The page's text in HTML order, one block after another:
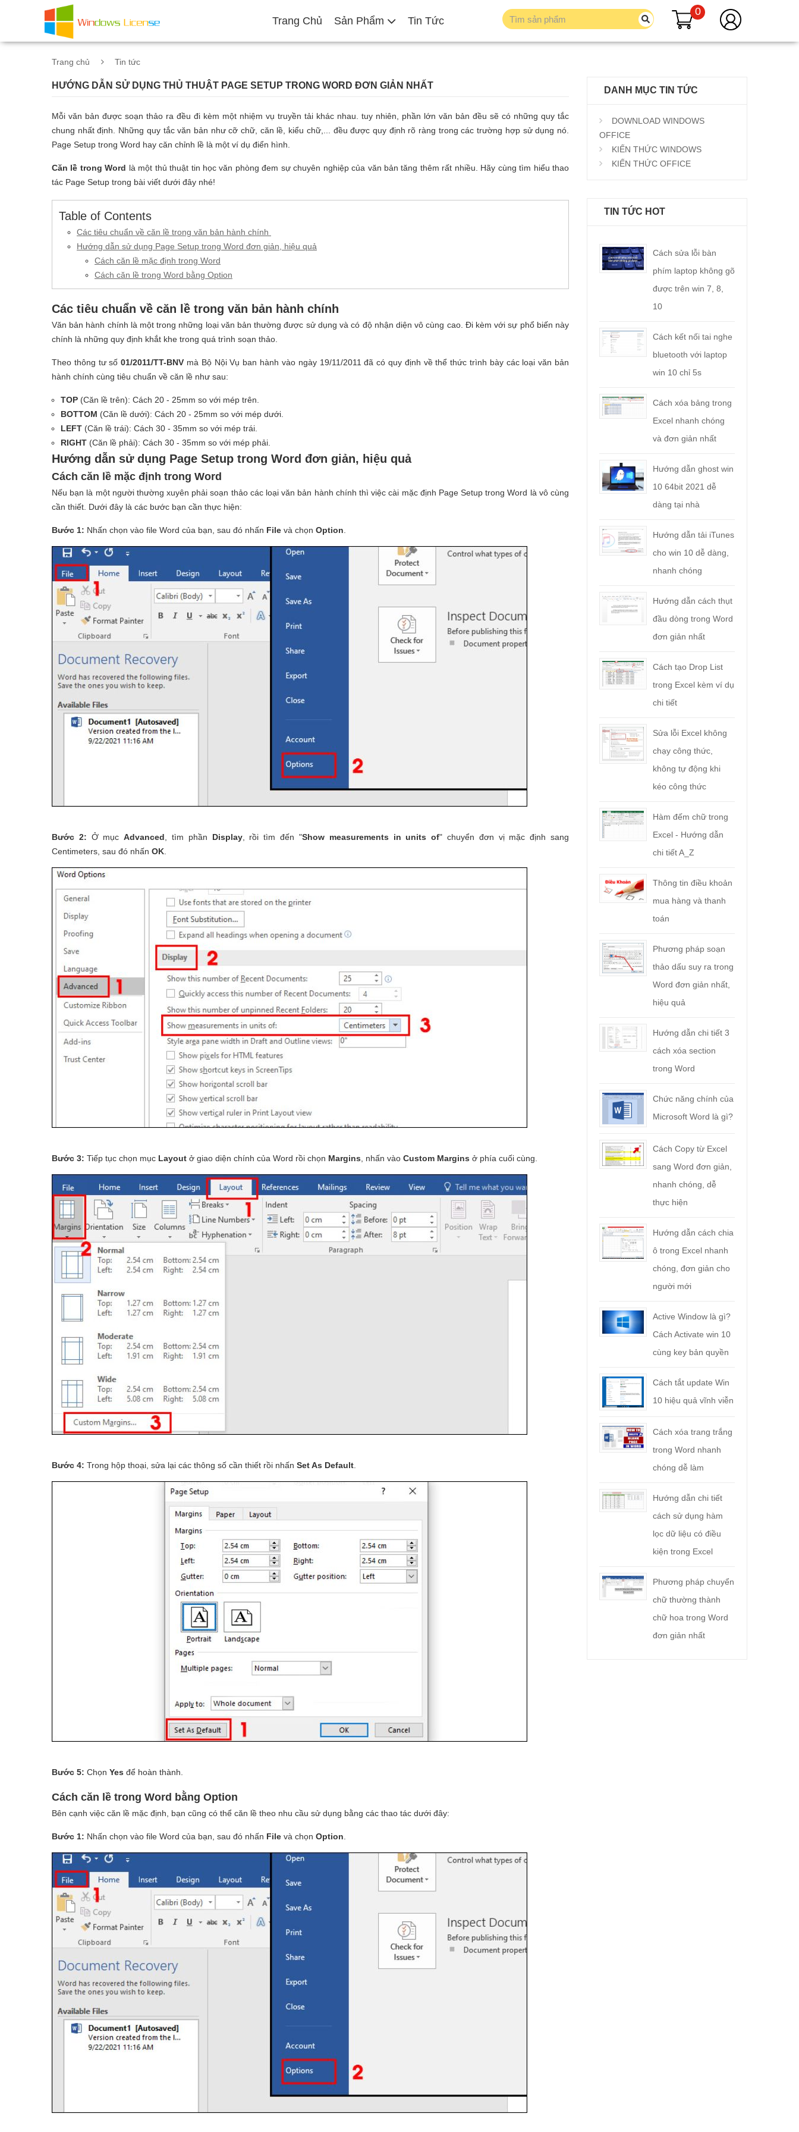
Trang Chủ Sản Phẩm Tin Tức
0
Trang chủ Tin tức
HƯỚNG DẪN SỬ DỤNG THỦ THUẬT PAGE SETUP TRONG WORD ĐƠN GIẢN NHẤT
Mỗi văn bản được soạn thảo ra đều đi kèm một nhiệm vụ truyền tải khác nhau. tuy nhiên, phần lớn văn bản đều sẽ có những quy tắc
chung nhất định. Những quy tắc văn bản như cỡ chữ, căn lề, kiểu chữ,... đều được quy định rõ ràng trong các trường hợp sử dụng nó.
Page Setup trong Word hay căn chỉnh lề là một ví dụ điển hình.
Căn lề trong Word là một thủ thuật tin học văn phòng đem sự chuyên nghiệp của văn bản tăng thêm rất nhiều. Hãy cùng tìm hiểu thao
tác Page Setup trong bài viết dưới đây nhé!
Table of Contents
Các tiêu chuẩn về căn lề trong văn bản hành chính
Hướng dẫn sử dụng Page Setup trong Word đơn giản, hiệu quả
Cách căn lề mặc định trong Word
Cách căn lề trong Word bằng Option
Các tiêu chuẩn về căn lề trong văn bản hành chính
Văn bản hành chính là một trong những loại văn bản thường được sử dụng và có độ nhận diện vô cùng cao. Đi kèm với sự phổ biến này
chính là những quy định khắt khe trong quá trình soạn thảo.
Theo thông tư số01/2011/TT-BNV mà Bộ Nội Vụ ban hành vào ngày 19/11/2011 đã có quy định về thể thức trình bày các loại văn bản
hành chính cùng tiêu chuẩn về căn lề như sau:
TOP (Căn lề trên): Cách 20 - 25mm so với mép trên.
BOTTOM (Căn lề dưới): Cách 20 - 25mm so với mép dưới.
LEFT (Căn lề trái): Cách 30 - 35mm so với mép trái.
RIGHT (Căn lề phải): Cách 30 - 35mm so với mép phải.
Hướng dẫn sử dụng Page Setup trong Word đơn giản, hiệu quả
Cách căn lề mặc định trong Word
Nếu bạn là một người thường xuyên phải soạn thảo các loại văn bản hành chính thì việc cài mặc định Page Setup trong Word là vô cùng
cần thiết. Dưới đây là các bước bạn cần thực hiện:
Bước 1: Nhấn chọn vào file Word của bạn, sau đó nhấn File và chọn Option
Bước 2: Ở mụcAdvanced , tìm phần Display, rồi tìm đến "Show measurements in units of" chuyển đơn vị mặc định sang
Centimeters, sau đó nhấn OK
Bước 3: Tiếp tục chọn mục Layout ở giao diện chính của Word rồi chọn Margins , nhấn vào Custom Margins ở phía cuối cùng.
Bước 4: Trong hộp thoại, sửa lại các thông số cần thiết rồi nhấn Set As Default
Bước 5: Chọn Yes để hoàn thành.
Cách căn lề trong Word bằng Option
Bên cạnh việc căn lề mặc định, bạn cũng có thể căn lề theo nhu cầu sử dụng bằng các thao tác dưới đây:
Bước 1: Nhấn chọn vào file Word của bạn, sau đó nhấn File và chọn Option
DANH MỤC TIN TỨC
DOWNLOAD WINDOWS
OFFICE
KIẾN THỨC WINDOWS
KIẾN THỨC OFFICE
TIN TỨC HOT
Cách sửa lỗi bàn
phím laptop không gõ
được trên win 7, 8,
10
Cách kết nối tai nghe
bluetooth với laptop
win 10 chỉ 5s
Cách xóa bảng trong
Excel nhanh chóng
và đơn giản nhất
Hướng dẫn ghost win
10 64bit 2021 dễ
dàng tại nhà
Hướng dẫn tải iTunes
cho win 10 dễ dàng,
nhanh chóng
Hướng dẫn cách thụt
đầu dòng trong Word
đơn giản nhất
Cách tạo Drop List
trong Excel kèm ví dụ
chi tiết
Sửa lỗi Excel không
chạy công thức,
không tự động khi
kéo công thức
Hàm đếm chữ trong
Excel - Hướng dẫn
chi tiết A_Z
Thông tin điều khoản
mua hàng và thanh
toán
Phương pháp soạn
thảo dấu suy ra trong
Word đơn giản nhất,
hiệu quả
Hướng dẫn chi tiết 3
cách xóa section
trong Word
Chức năng chính của
Microsoft Word là gì?
Cách Copy từ Excel
sang Word đơn giản,
nhanh chóng, dễ
thực hiện
Hướng dẫn cách chia
ô trong Excel nhanh
chóng, đơn giản cho
người mới
Active Window là gì?
Cách Activate win 10
cùng key bản quyền
Cách tắt update Win
10 hiệu quả vĩnh viễn
Cách xóa trang trắng
trong Word nhanh
chóng dễ làm
Hướng dẫn chi tiết
cách sử dụng hàm
lọc dữ liệu có điều
kiện trong Excel
Phương pháp chuyển
chữ thường thành
chữ hoa trong Word
đơn giản nhất